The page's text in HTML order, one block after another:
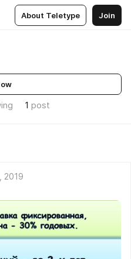
About Teletype Join
1 post
2019